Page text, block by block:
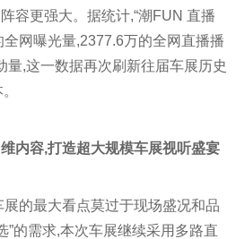
容更强大。据统计,“潮FUN 直播
全网曝光量,2377.6万的全网直播播
量,这一数据再次刷新往届车展历史
内容,打造超大规模车展视听盛宴
的最大看点莫过于现场盛况和品
”的需求,本次车展继续采用多路直